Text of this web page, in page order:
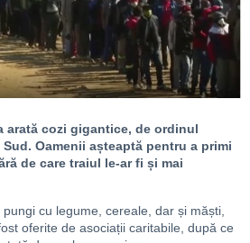
arată cozi gigantice, de ordinul
Oamenii așteaptă pentru a primi
de care traiul le-ar fi și mai
cu legume, cereale, dar și măști,
oferite de asociații caritabile, după ce